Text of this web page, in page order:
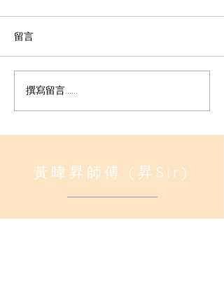
八字算命是什麼? 初學者必
懂的命理基本概念 (很多人
留言
撰寫留言......
黃暐昇師傅 (昇Sir)